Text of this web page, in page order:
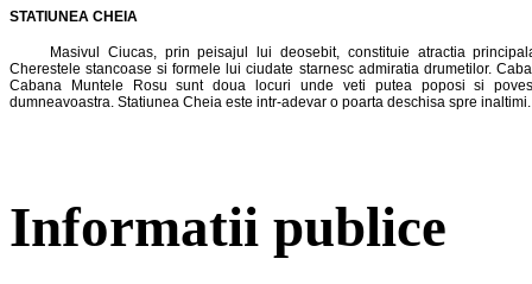
STATIUNEA CHEIA
Masivul Ciucas, prin peisajul lui deosebit, constituie atractia
Cherestele stancoase si formele lui ciudate starnesc admiratia drumetilor.
Cabana Muntele Rosu sunt doua locuri unde veti putea poposi si
dumneavoastra. Statiunea Cheia este intr-adevar o poarta deschisa spre inaltimi.
Informatii publice